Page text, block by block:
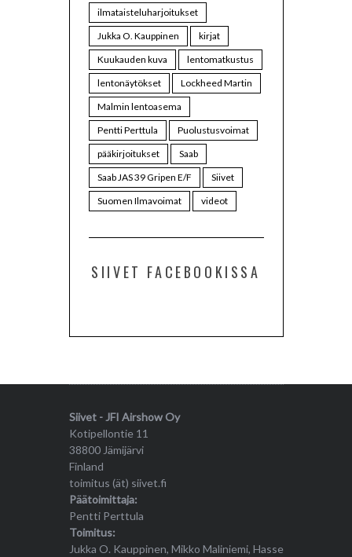
ilmataisteluharjoitukset
Jukka O. Kauppinen
kirjat
Kuukauden kuva
lentomatkustus
lentonäytökset
Lockheed Martin
Malmin lentoasema
Pentti Perttula
Puolustusvoimat
pääkirjoitukset
Saab
Saab JAS 39 Gripen E/F
Siivet
Suomen Ilmavoimat
videot
SIIVET FACEBOOKISSA
Siivet - JFI Airshow Oy
Kotipellontie 11
38800 Jämijärvi
Finland
toimitus (ät) siivet.fi
Päätoimittaja:
Pentti Perttula
Toimitus:
Jukka O. Kauppinen, Mikko Maliniemi, Hasse